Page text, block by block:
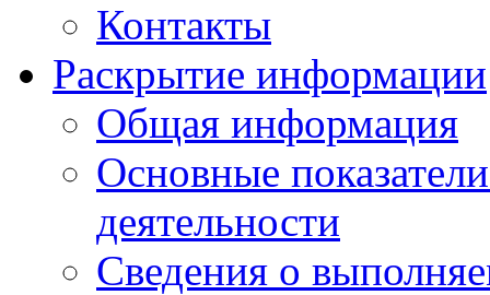
Контакты
Раскрытие информации
Общая информация
Основные
деятельности
Сведения о